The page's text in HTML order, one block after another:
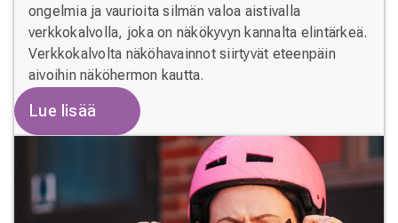
ongelmia ja vaurioita silmän valoa aistivalla
verkkokalvolla, joka on näkökyvyn kannalta elintärkeä.
Verkkokalvolta näköhavainnot siirtyvät eteenpäin
aivoihin näköhermon kautta.
Lue lisää